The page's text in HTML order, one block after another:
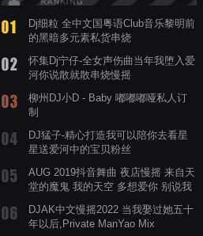
Dj细粒 全中文国粤语Club音乐黎明前
的黑暗多元素私货串烧
怀集Dj宁仔-全女声伤曲当年我堕入爱
河你说散就散串烧慢摇
柳州DJ小D - Baby 嘟嘟嘟哑私人订
制
DJ猛子-精心打造我可以陪你去看星
星送爱河中的宝贝粉丝
AUG 2019抖音舞曲 夜店慢摇 来自天
堂的魔鬼 我的天空 多想爱你 别说我
DJAK中文慢摇2022 当我娶过她五十
年以后,Private ManYao Mix